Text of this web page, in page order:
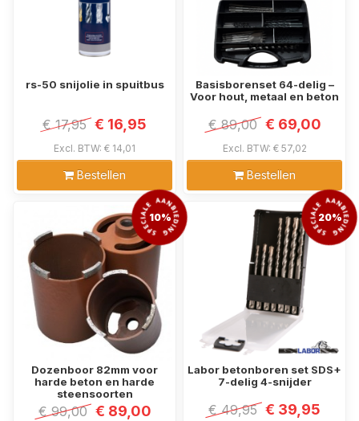
rs-50 snijolie in spuitbus
€ 17,95 € 16,95
Excl. BTW: € 14,01
Bestellen
Basisborenset 64-delig –
Voor hout, metaal en beton
€ 89,00 € 69,00
Excl. BTW: € 57,02
Bestellen
10%
Dozenboor 82mm voor
harde beton en harde
steensoorten
€ 99,00 € 89,00
20%
Labor betonboren set SDS+
7-delig 4-snijder
€ 49,95 € 39,95